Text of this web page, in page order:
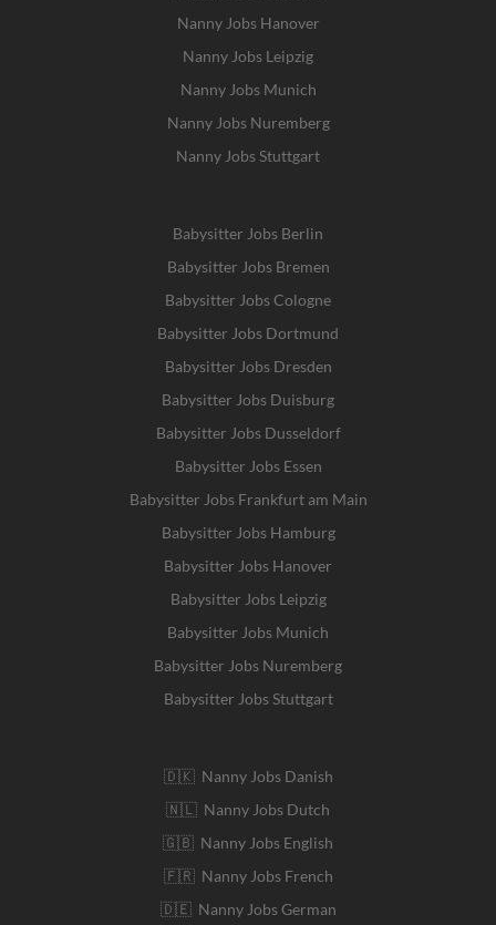
Nanny Jobs Hanover
Nanny Jobs Leipzig
Nanny Jobs Munich
Nanny Jobs Nuremberg
Nanny Jobs Stuttgart
Babysitter Jobs Berlin
Babysitter Jobs Bremen
Babysitter Jobs Cologne
Babysitter Jobs Dortmund
Babysitter Jobs Dresden
Babysitter Jobs Duisburg
Babysitter Jobs Dusseldorf
Babysitter Jobs Essen
Babysitter Jobs Frankfurt am Main
Babysitter Jobs Hamburg
Babysitter Jobs Hanover
Babysitter Jobs Leipzig
Babysitter Jobs Munich
Babysitter Jobs Nuremberg
Babysitter Jobs Stuttgart
🇩🇰 Nanny Jobs Danish
🇳🇱 Nanny Jobs Dutch
🇬🇧 Nanny Jobs English
🇫🇷 Nanny Jobs French
🇩🇪 Nanny Jobs German